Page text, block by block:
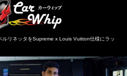
ルリネッタをSupreme x Louis Vuitton仕様にラッ